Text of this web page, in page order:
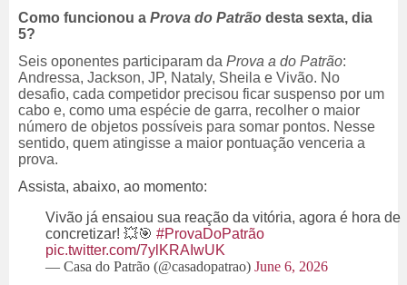
Como funcionou a Prova do Patrão desta sexta, dia
5?
Seis oponentes participaram da Prova a do Patrão:
Andressa, Jackson, JP, Nataly, Sheila e Vivão. No
desafio, cada competidor precisou ficar suspenso por um
cabo e, como uma espécie de garra, recolher o maior
número de objetos possíveis para somar pontos. Nesse
sentido, quem atingisse a maior pontuação venceria a
prova.
Assista, abaixo, ao momento:
Vivão já ensaiou sua reação da vitória, agora é hora de
concretizar! 💥🎯 #ProvaDoPatrão
pic.twitter.com/7ylKRAIwUK
— Casa do Patrão (@casadopatrao) June 6, 2026